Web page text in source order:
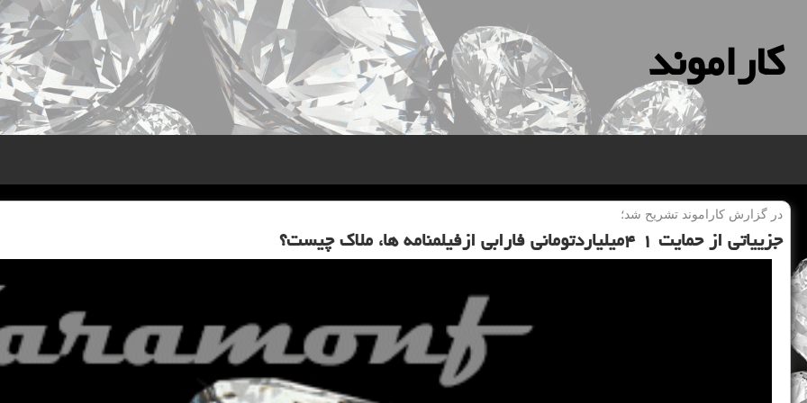
كاراموند
در گزارش كاراموند تشریح شد؛
جزییاتی از حمایت ۱ ۴میلیاردتومانی فارابی ازفیلمنامه ها، ملاك چیست؟